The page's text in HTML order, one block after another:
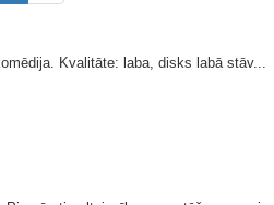
Kvalitāte: laba, disks labā stāv...